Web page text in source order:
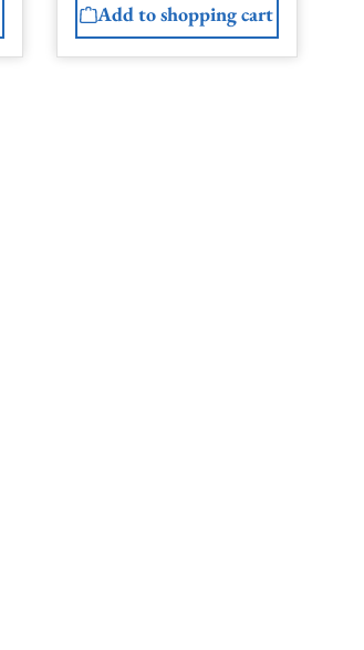
Add to shopping cart